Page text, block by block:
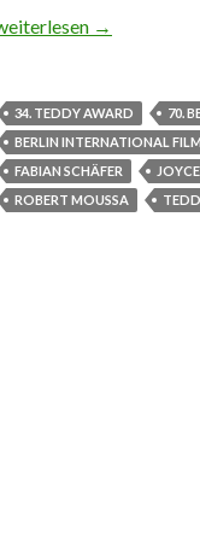
queer.de Readers
→
34. TEDDY AWARD 70.
BERLIN INTERNATIONAL
FABIAN SCHÄFER
ROBERT MOUSSA